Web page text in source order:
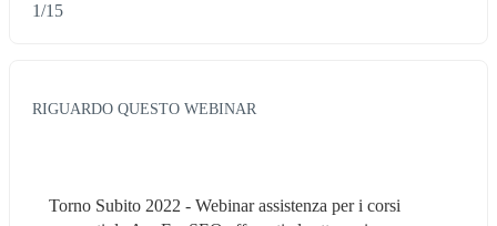
1/15
RIGUARDO QUESTO WEBINAR
Torno Subito 2022 - Webinar assistenza per i corsi